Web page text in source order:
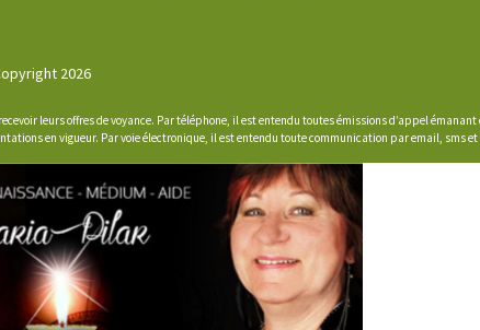
2026
leurs offres de voyance. Par téléphone, il est entendu toutes émissions d’appel
en vigueur. Par voie électronique, il est entendu toute communication par email, sms et